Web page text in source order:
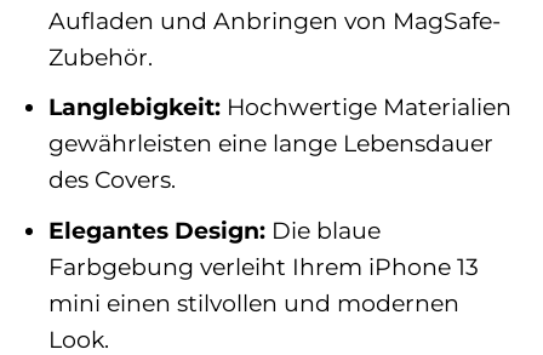
Aufladen und Anbringen von MagSafe-
Zubehör.
Langlebigkeit:Hochwertige Materialien
gewährleisten eine lange Lebensdauer
des Covers.
Elegantes Design:Die blaue
Farbgebung verleiht Ihrem iPhone 13
mini einen stilvollen und modernen
Look.